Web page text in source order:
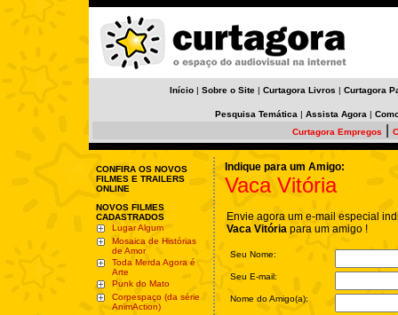
Início | Sobre o Site | Curtagora Livros | Curtagora
Pesquisa Temática | Assista Agora |
Curtagora Empregos
CONFIRA OS NOVOS
FILMES E TRAILERS
ONLINE
NOVOS FILMES
CADASTRADOS
Lugar Algum
Mosaica de Histórias
de Amor
Toda Merda Agora é
Arte
Punk do Mato
Corpespaço (da série
AnimAction)
Indique para um Amigo:
Vaca Vitória
Envie agora um e-mail especial
Vaca Vitória para um amigo !
Seu Nome:
Seu E-mail:
Nome do Amigo(a):